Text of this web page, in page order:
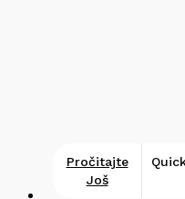
Pročitajte
Još